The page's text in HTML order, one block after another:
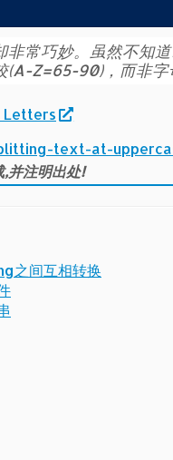
非常巧妙。虽然不知
Z=65-90)，而非字
Letters
text-at-
,并注明出处!
之间互相转换